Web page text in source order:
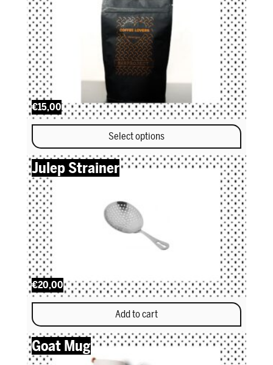
€15,00
Select options
This product has multiple variants. The options may be chosen
Julep Strainer
€20,00
Add to cart
Goat Mug